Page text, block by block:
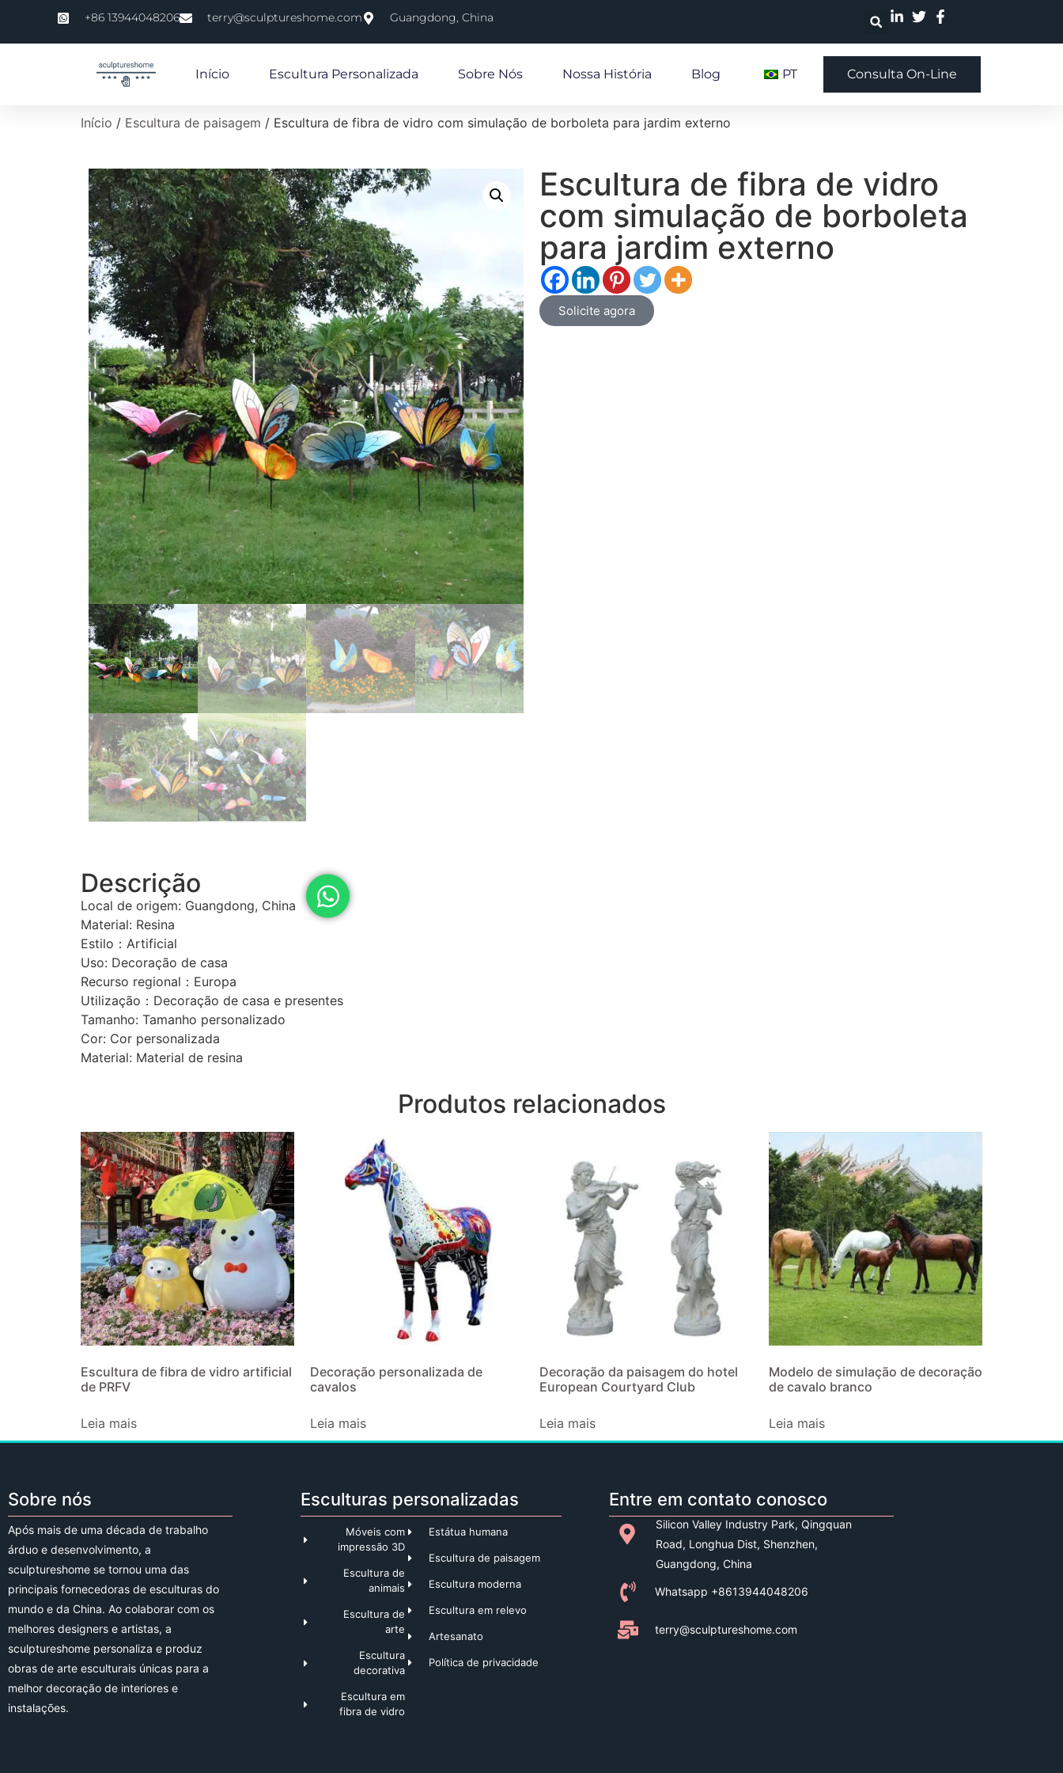
+86 13944048206 terry@sculptureshome.com Guangdong, China
Início Escultura Personalizada Sobre Nós Nossa História Blog PT Consulta On-Line
Início / Escultura de paisagem / Escultura de fibra de vidro com simulação de borboleta para jardim externo
Escultura de fibra de vidro
com simulação de borboleta
para jardim externo
Solicite agora
Descrição
Local de origem: Guangdong, China
Material: Resina
Estilo：Artificial
Uso: Decoração de casa
Recurso regional：Europa
Utilização：Decoração de casa e presentes
Tamanho: Tamanho personalizado
Cor: Cor personalizada
Material: Material de resina
Produtos relacionados
Escultura de fibra de vidro artificial
de PRFV
Leia mais
Decoração personalizada de
cavalos
Leia mais
Decoração da paisagem do hotel
European Courtyard Club
Leia mais
Modelo de simulação de decoração
de cavalo branco
Leia mais
Sobre nós
Após mais de uma década de trabalho
árduo e desenvolvimento, a
sculptureshome se tornou uma das
principais fornecedoras de esculturas do
mundo e da China. Ao colaborar com os
melhores designers e artistas, a
sculptureshome personaliza e produz
obras de arte esculturais únicas para a
melhor decoração de interiores e
instalações.
Esculturas personalizadas
Móveis com
impressão 3D
Escultura de
animais
Escultura de
arte
Escultura
decorativa
Escultura em
fibra de vidro
Estátua humana
Escultura de paisagem
Escultura moderna
Escultura em relevo
Artesanato
Política de privacidade
Entre em contato conosco
Silicon Valley Industry Park, Qingquan
Road, Longhua Dist, Shenzhen,
Guangdong, China
Whatsapp +8613944048206
terry@sculptureshome.com